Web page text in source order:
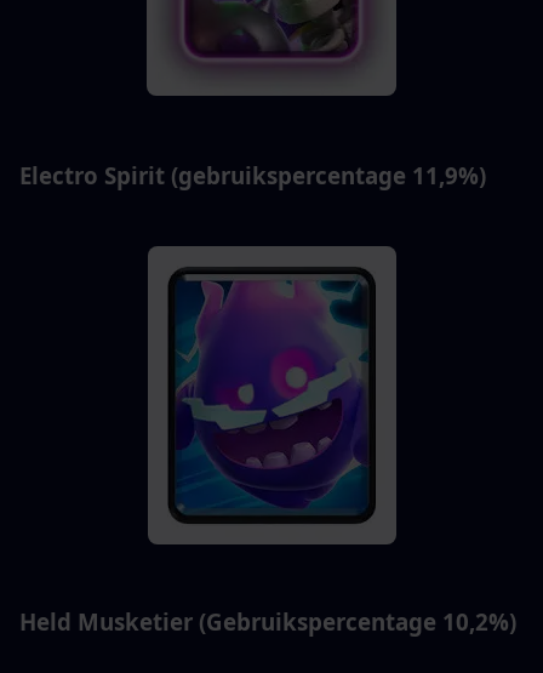
Electro Spirit (gebruikspercentage 11,9%)
Held Musketier (Gebruikspercentage 10,2%)